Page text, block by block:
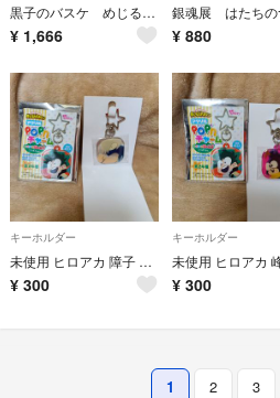
黒子のバスケ めじるしアクセサリー
¥ 1,666 ¥ 880
キーホルダー
未使用 ヒロアカ 障子 アクリル pop'nチャーム 僕のヒーローアカデミア
¥ 300
キーホルダー
¥ 300
1 2 3